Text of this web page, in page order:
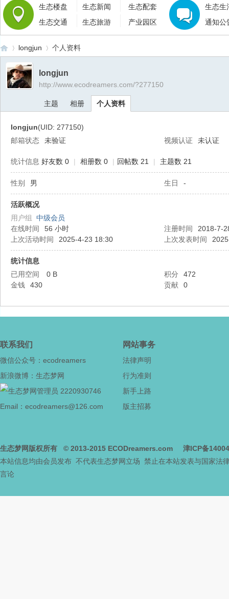
生态楼盘 生态新闻
生态配套
生态交通
生态旅游 产业园区
生态生
通知公
›
longjun 个人资料
longjun
http://www.ecodreamers.com/?277150
主题 相册 个人资料
longjun(UID: 277150)
邮箱状态
未验证 视频认证 未认证
统计信息 好友数 0 | 相册数 0 | 回帖数 21 | 主题数 21
性别 男 生日 -
活跃概况
用户组 中级会员
在线时间
56 小时 注册时间
2018-7-
上次活动时间
2025-4-23 18:30 上次发表时间
统计信息
已用空间
0 B 积分
472
金钱
430 贡献 0
联系我们
微信公众号：ecodreamers
新浪微博：生态梦网
2220930746
Email：ecodreamers@126.com
网站事务
法律声明
行为准则
新手上路
版主招募
生态梦网版权所有 © 2013-2015 ECODreamers.com
津ICP备
本站信息均由会员发布 不代表生态梦网立场 禁止在本站发表与国家法
言论